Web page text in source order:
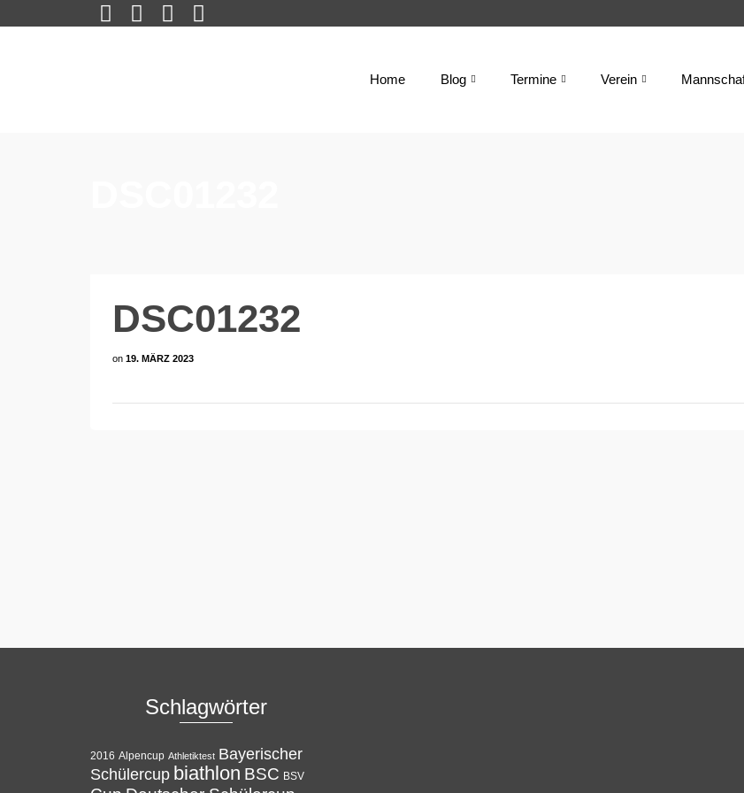
Home Blog Termine Verein
DSC01232
on 19. MÄRZ 2023
Schlagwörter
2016 Alpencup Athletiktest Bayerischer
Schülercup biathlon BSC BSV